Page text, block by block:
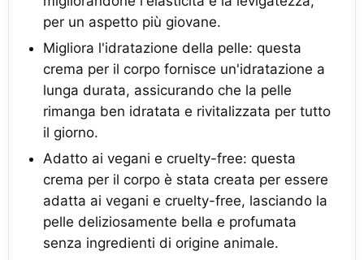
per un aspetto più giovane.
Migliora l'idratazione della pelle: questa
crema per il corpo fornisce un'idratazione a
lunga durata, assicurando che la pelle
rimanga ben idratata e rivitalizzata per tutto
il giorno.
Adatto ai vegani e cruelty-free: questa
crema per il corpo è stata creata per essere
adatta ai vegani e cruelty-free, lasciando la
pelle deliziosamente bella e profumata
senza ingredienti di origine animale.